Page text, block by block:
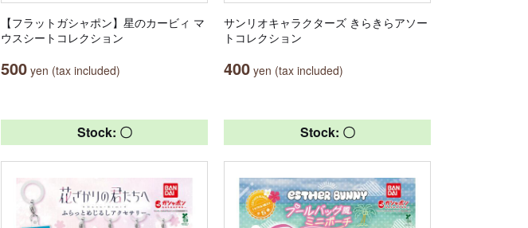
【フラットガシャポン】星のカービィ マ
ウスシートコレクション
500 yen (tax included)
サンリオキャラクターズ きらきらアソー
トコレクション
400 yen (tax included)
Stock: 〇 Stock: 〇